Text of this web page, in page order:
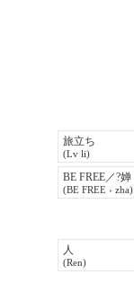
旅立ち
(Lv li)
BE FREE／?婵
(BE FREE › zha)
人
(Ren)